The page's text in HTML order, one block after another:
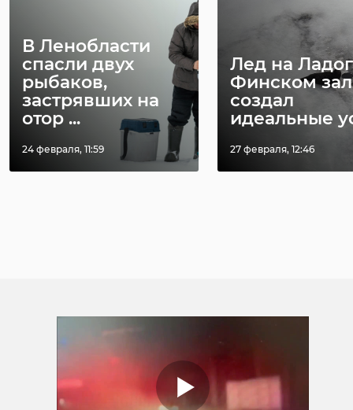
В Ленобласти
спасли двух
рыбаков,
застрявших на
отор ...
24 февраля, 11:59
Лед на
Финском
создал
идеальные
27 февраля, 12:46